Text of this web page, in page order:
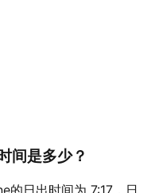
间是多少？